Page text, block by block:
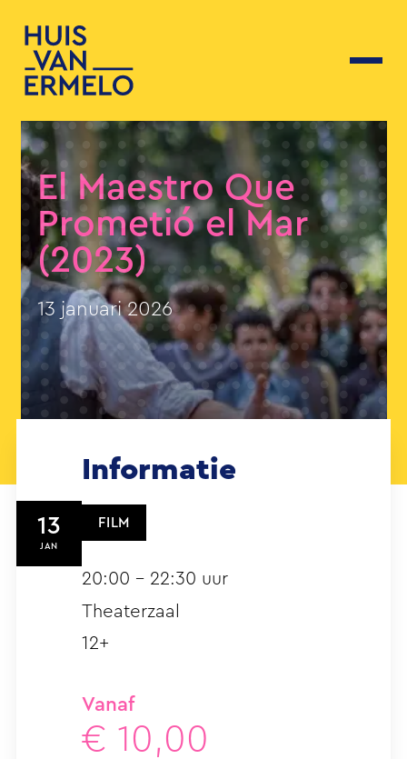
El Maestro Que
Prometió el Mar
(2023)
13 januari 2026
13
JAN
Informatie
FILM
20:00 – 22:30 uur
Theaterzaal
12+
Vanaf
€ 10,00